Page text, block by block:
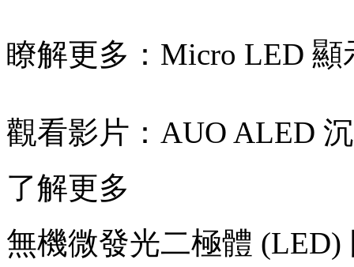
瞭解更多： Micro LED
觀看影片： AUO ALED
了解更多
無機微發光二極體